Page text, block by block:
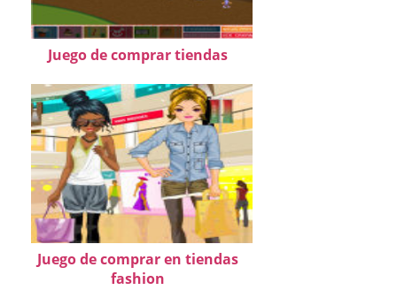
Juego de comprar tiendas
Juego de comprar en tiendas
fashion